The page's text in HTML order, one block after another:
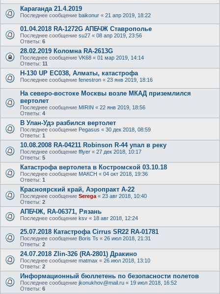
Караганда 21.4.2019
Последнее сообщение baikonur « 21 апр 2019, 18:22
01.04.2018 RA-1272G АПБЧЖ Ставрополье
Последнее сообщение su27 « 08 апр 2019, 23:56
Ответы: 6
28.02.2019 Коломна RA-2613G
Последнее сообщение VK68 « 01 мар 2019, 14:14
Ответы: 11
H-130 UP EC038, Алматы, катастрофа
Последнее сообщение fenestron « 23 янв 2019, 18:16
На северо-востоке Москвы возле МКАД приземлился
вертолет
Последнее сообщение MIRIN « 22 янв 2019, 18:56
Ответы: 4
В Улан-Удэ разбился вертолет
Последнее сообщение Pegasus « 30 дек 2018, 08:59
Ответы: 1
10.08.2008 RA-04211 Robinson R-44 упал в реку
Последнее сообщение fflyer « 27 дек 2018, 10:17
Ответы: 5
Катастрофа вертолета в Костромской 03.10.18
Последнее сообщение МАКСН « 04 окт 2018, 19:36
Ответы: 1
Красноярский край, Аэропракт А-22
Последнее сообщение Serega « 23 авг 2018, 10:40
Ответы: 2
АПБЧЖ, RA-06371, Рязань
Последнее сообщение ksv « 18 авг 2018, 12:24
25.07.2018 Катастрофа Cirrus SR22 RA-01781
Последнее сообщение Boris Ts « 26 июл 2018, 21:31
Ответы: 2
24.07.2018 Zlin-326 (RA-2801) Дракино
Последнее сообщение matmax « 26 июл 2018, 13:10
Ответы: 2
Информационный бюллетень по безопасности полетов
Последнее сообщение jkonukhov@mail.ru « 19 июл 2018, 16:52
Ответы: 6